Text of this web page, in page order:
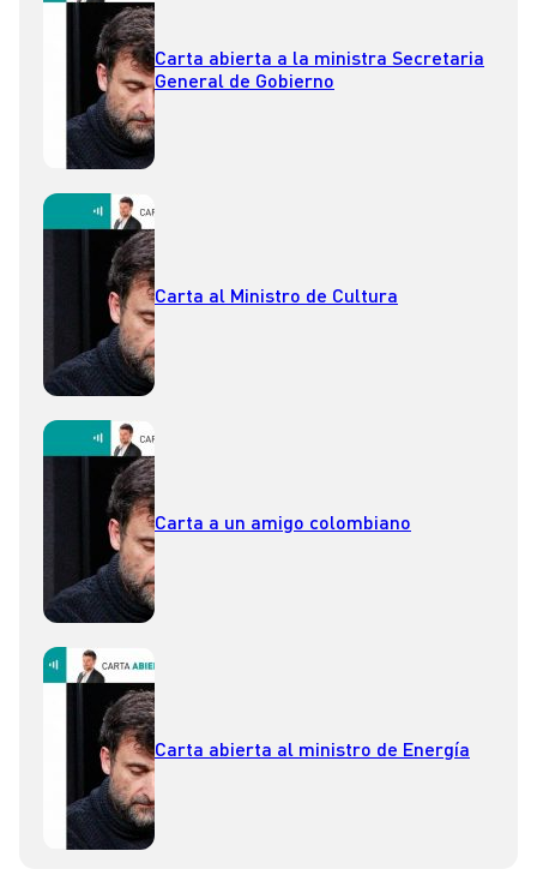
Carta abierta a la ministra Secretaria
General de Gobierno
Carta al Ministro de Cultura
Carta a un amigo colombiano
Carta abierta al ministro de Energía